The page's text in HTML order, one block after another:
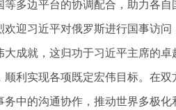
等多边平台的协调配合，助力各
习近平对俄罗斯进行国事访问
大成就，这归功于习近平主席的
顺利实现各项既定宏伟目标。在
务中的沟通协作，推动世界多极化